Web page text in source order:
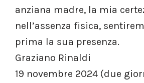
anziana madre, la mia
nell’assenza fisica,
prima la sua presenza.
Graziano Rinaldi
19 novembre 2024 (due